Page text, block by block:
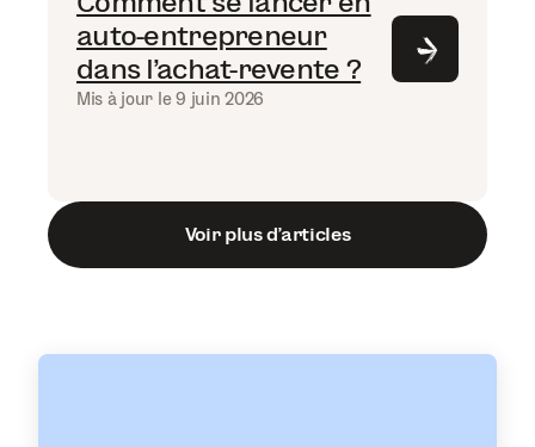
auto-entrepreneur
dans l’achat-revente ?
Mis à jour le 9 juin 2026
Voir plus d’articles